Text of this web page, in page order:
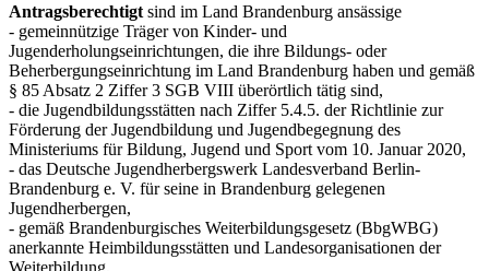
Antragsberechtigt sind im Land Brandenburg ansässige
- gemeinnützige Träger von Kinder- und
Jugenderholungseinrichtungen, die ihre Bildungs- oder
Beherbergungseinrichtung im Land Brandenburg haben und gemäß
§ 85 Absatz 2 Ziffer 3 SGB VIII überörtlich tätig sind,
- die Jugendbildungsstätten nach Ziffer 5.4.5. der Richtlinie zur
Förderung der Jugendbildung und Jugendbegegnung des
Ministeriums für Bildung, Jugend und Sport vom 10. Januar 2020,
- das Deutsche Jugendherbergswerk Landesverband Berlin-
Brandenburg e. V. für seine in Brandenburg gelegenen
Jugendherbergen,
- gemäß Brandenburgisches Weiterbildungsgesetz (BbgWBG)
anerkannte Heimbildungsstätten und Landesorganisationen der
Weiterbildung,